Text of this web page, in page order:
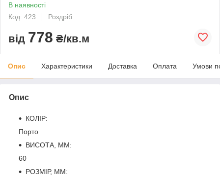
В наявності
Код: 423
Роздріб
від 778 ₴/кв.м
Опис Характеристики Доставка Оплата Умови
Опис
КОЛІР:
Порто
ВИСОТА, ММ:
60
РОЗМІР, ММ: